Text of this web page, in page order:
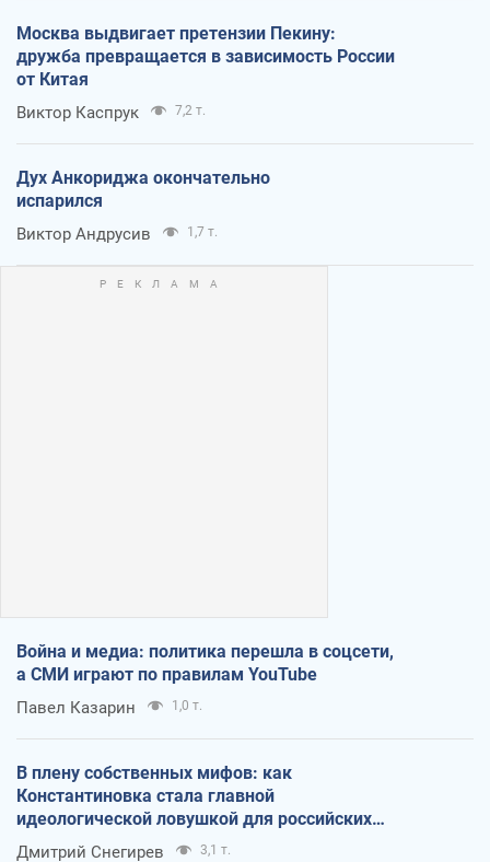
Москва выдвигает претензии Пекину:
дружба превращается в зависимость России
от Китая
Виктор Каспрук 7,2 т.
Дух Анкориджа окончательно
испарился
Виктор Андрусив 1,7 т.
Война и медиа: политика перешла в соцсети,
а СМИ играют по правилам YouTube
Павел Казарин 1,0 т.
В плену собственных мифов: как
Константиновка стала главной
идеологической ловушкой для российских
оккупантов
Дмитрий Снегирев 3,1 т.